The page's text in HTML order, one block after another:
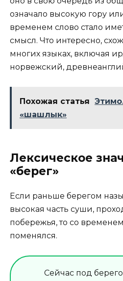
означало высокую гору
временем слово стало
смысл. Что интересно,
многих языках, включая
норвежский,
Похожая статья
«шашлык»
Лексическое
«берег»
Если раньше берегом
высокая часть суши,
побережья, то со
поменялся.
Сейчас под